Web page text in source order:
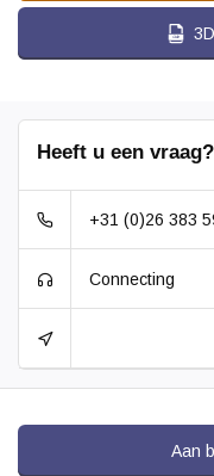
Heeft u een vraag?
+31 (0)26 383
Connecting
Aan